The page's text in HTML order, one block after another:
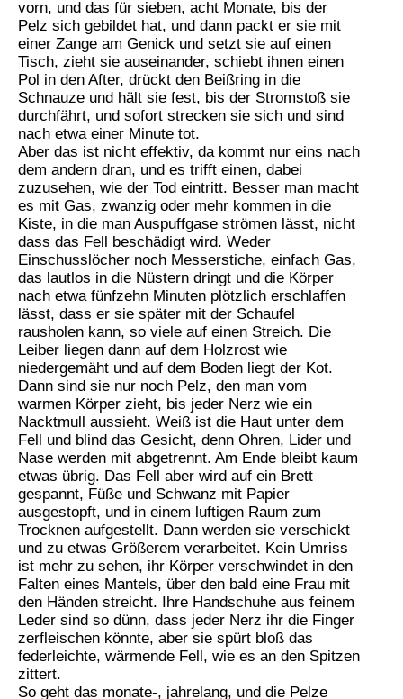
vorn, und das für sieben, acht Monate, bis der
Pelz sich gebildet hat, und dann packt er sie mit
einer Zange am Genick und setzt sie auf einen
Tisch, zieht sie auseinander, schiebt ihnen einen
Pol in den After, drückt den Beißring in die
Schnauze und hält sie fest, bis der Stromstoß sie
durchfährt, und sofort strecken sie sich und sind
nach etwa einer Minute tot.
Aber das ist nicht effektiv, da kommt nur eins nach
dem andern dran, und es trifft einen, dabei
zuzusehen, wie der Tod eintritt. Besser man macht
es mit Gas, zwanzig oder mehr kommen in die
Kiste, in die man Auspuffgase strömen lässt, nicht
dass das Fell beschädigt wird. Weder
Einschusslöcher noch Messerstiche, einfach Gas,
das lautlos in die Nüstern dringt und die Körper
nach etwa fünfzehn Minuten plötzlich erschlaffen
lässt, dass er sie später mit der Schaufel
rausholen kann, so viele auf einen Streich. Die
Leiber liegen dann auf dem Holzrost wie
niedergemäht und auf dem Boden liegt der Kot.
Dann sind sie nur noch Pelz, den man vom
warmen Körper zieht, bis jeder Nerz wie ein
Nacktmull aussieht. Weiß ist die Haut unter dem
Fell und blind das Gesicht, denn Ohren, Lider und
Nase werden mit abgetrennt. Am Ende bleibt kaum
etwas übrig. Das Fell aber wird auf ein Brett
gespannt, Füße und Schwanz mit Papier
ausgestopft, und in einem luftigen Raum zum
Trocknen aufgestellt. Dann werden sie verschickt
und zu etwas Größerem verarbeitet. Kein Umriss
ist mehr zu sehen, ihr Körper verschwindet in den
Falten eines Mantels, über den bald eine Frau mit
den Händen streicht. Ihre Handschuhe aus feinem
Leder sind so dünn, dass jeder Nerz ihr die Finger
zerfleischen könnte, aber sie spürt bloß das
federleichte, wärmende Fell, wie es an den Spitzen
zittert.
So geht das monate-, jahrelang, und die Pelze